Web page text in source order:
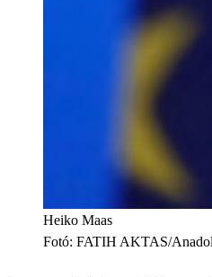
Heiko Maas
Fotó: FATIH AKTAS/